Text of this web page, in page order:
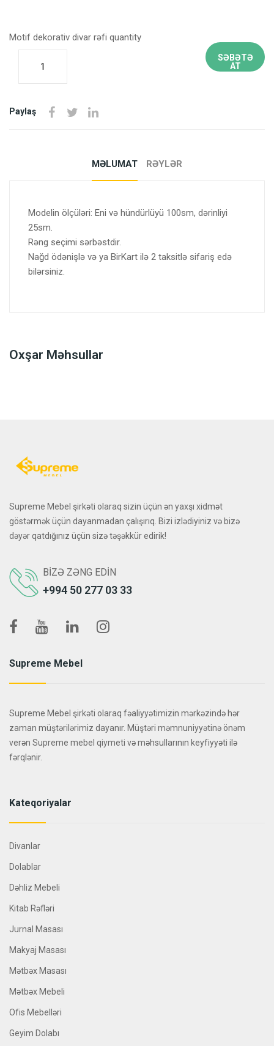
Motif dekorativ divar rəfi quantity
SƏBƏTƏ
AT
Paylaş
MƏLUMAT RƏYLƏR
Modelin ölçüləri: Eni və hündürlüyü 100sm, dərinliyi
25sm.
Rəng seçimi sərbəstdir.
Nağd ödənişlə və ya BirKart ilə 2 taksitlə sifariş edə
bilərsiniz.
Oxşar Məhsullar
Supreme Mebel şirkəti olaraq sizin üçün ən yaxşı xidmət
göstərmək üçün dayanmadan çalışırıq. Bizi izlədiyiniz və bizə
dəyər qatdığınız üçün sizə təşəkkür edirik!
BIZƏ ZƏNG EDIN
+994 50 277 03 33
Supreme Mebel
Supreme Mebel şirkəti olaraq fəaliyyətimizin mərkəzində hər
zaman müştərilərimiz dayanır. Müştəri məmnuniyyətinə önəm
verən Supreme mebel qiymeti və məhsullarının keyfiyyəti ilə
fərqlənir.
Kateqoriyalar
Divanlar
Dolablar
Dəhliz Mebeli
Kitab Rəfləri
Jurnal Masası
Makyaj Masası
Mətbəx Masası
Mətbəx Mebeli
Ofis Mebelləri
Geyim Dolabı